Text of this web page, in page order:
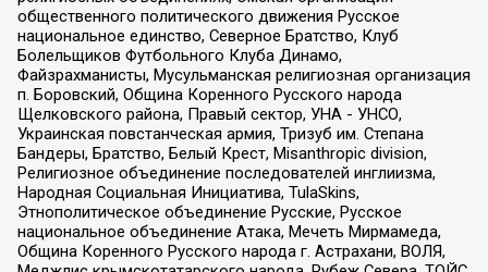
общественного политического движения Русское
национальное единство, Северное Братство, Клуб
Болельщиков Футбольного Клуба Динамо,
Файзрахманисты, Мусульманская религиозная организация
п. Боровский, Община Коренного Русского народа
Щелковского района, Правый сектор, УНА - УНСО,
Украинская повстанческая армия, Тризуб им. Степана
Бандеры, Братство, Белый Крест, Misanthropic division,
Религиозное объединение последователей инглиизма,
Народная Социальная Инициатива, TulaSkins,
Этнополитическое объединение Русские, Русское
национальное объединение Атака, Мечеть Мирмамеда,
Община Коренного Русского народа г. Астрахани, ВОЛЯ,